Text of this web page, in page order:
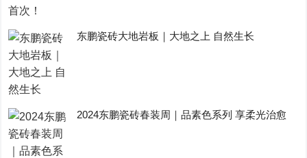
东鹏瓷砖大地岩板｜大地之上 自然生长
2024东鹏瓷砖春装周｜品素色系列 享柔光治愈